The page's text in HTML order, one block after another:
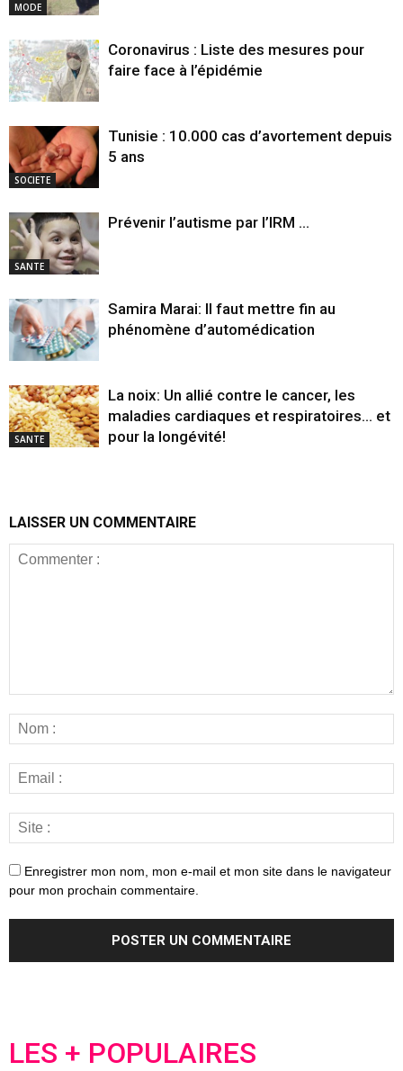
MODE
Coronavirus : Liste des mesures pour
faire face à l’épidémie
SOCIETE
Tunisie : 10.000 cas d’avortement depuis
5 ans
SANTE
Prévenir l’autisme par l’IRM …
Samira Marai: Il faut mettre fin au
phénomène d’automédication
SANTE
La noix: Un allié contre le cancer, les
maladies cardiaques et respiratoires… et
pour la longévité!
LAISSER UN COMMENTAIRE
Enregistrer mon nom, mon e-mail et mon site dans le navigateur
pour mon prochain commentaire.
LES + POPULAIRES